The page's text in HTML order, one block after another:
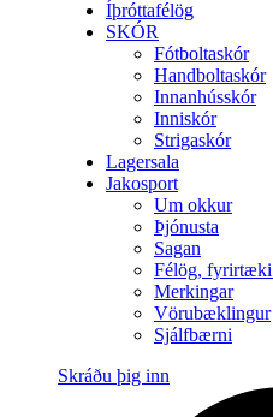
Íþróttafélög
SKÓR
Fótboltaskór
Handboltaskór
Innanhússkór
Inniskór
Strigaskór
Lagersala
Jakosport
Um okkur
Þjónusta
Sagan
Félög,
Merkingar
Vörubæklingur
Sjálfbærni
Skráðu þig inn